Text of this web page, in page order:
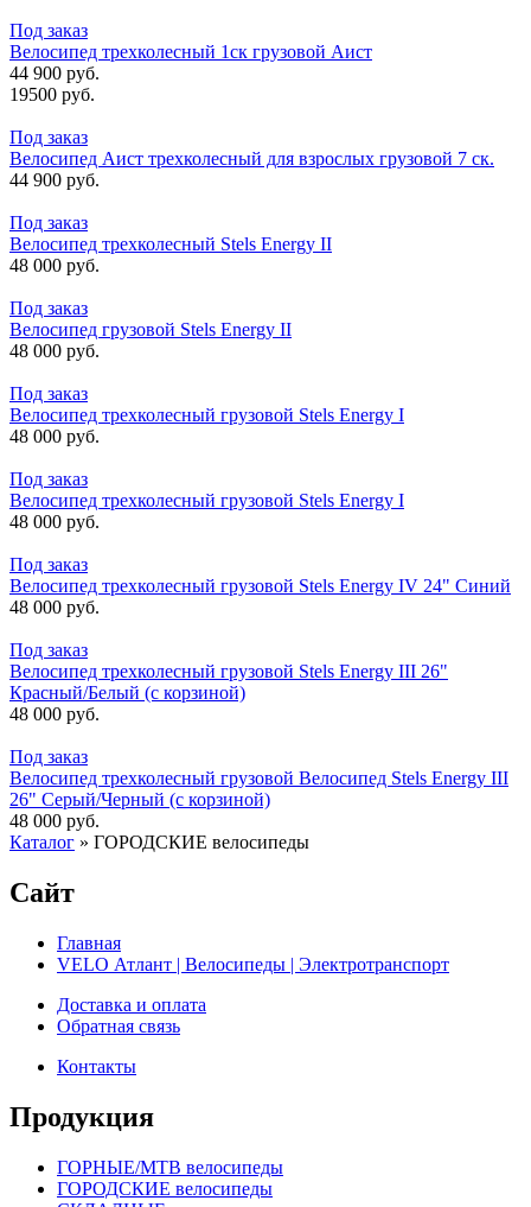
Под заказ
Велосипед трехколесный 1ск грузовой Аист
44 900 руб.
19500 руб.
Под заказ
Велосипед Аист трехколесный для взрослых грузовой 7 ск.
44 900 руб.
Под заказ
Велосипед трехколесный Stels Energy II
48 000 руб.
Под заказ
Велосипед грузовой Stels Energy II
48 000 руб.
Под заказ
Велосипед трехколесный грузовой Stels Energy I
48 000 руб.
Под заказ
Велосипед трехколесный грузовой Stels Energy I
48 000 руб.
Под заказ
Велосипед трехколесный грузовой Stels Energy IV 24" Синий
48 000 руб.
Под заказ
Велосипед трехколесный грузовой Stels Energy III 26"
Красный/Белый (с корзиной)
48 000 руб.
Под заказ
Велосипед трехколесный грузовой Велосипед Stels Energy III
26" Серый/Черный (с корзиной)
48 000 руб.
Каталог » ГОРОДСКИЕ велосипеды
Сайт
Главная
VELO Атлант | Велосипеды | Электротранспорт
Доставка и оплата
Обратная связь
Контакты
Продукция
ГОРНЫЕ/MTB велосипеды
ГОРОДСКИЕ велосипеды